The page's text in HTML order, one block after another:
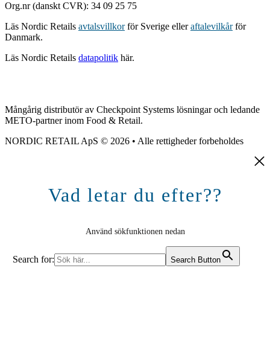
Org.nr (danskt CVR): 34 09 25 75
Läs Nordic Retails avtalsvillkor för Sverige elleraftalevilkår för
Danmark.
Läs Nordic Retails datapolitik här.
Mångårig distributör av Checkpoint Systems lösningar och ledande
METO-partner inom Food & Retail.
NORDIC RETAIL ApS © 2026 • Alle rettigheder forbeholdes
Vad letar du efter??
Använd sökfunktionen nedan
Search for: Search Button